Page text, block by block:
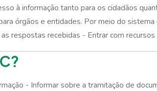
à informação tanto para os cidadãos
órgãos e entidades. Por meio do
respostas recebidas - Entrar com
- Informar sobre a tramitação de